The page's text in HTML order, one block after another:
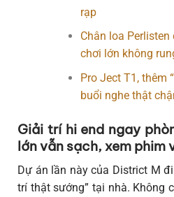
rạp
Chân loa
chơi lớn không
Pro Ject T1, thêm
buổi nghe thật
Giải trí hi end ngay
lớn vẫn sạch, xem phim
Dự án lần này của District M
trí thật sướng” tại nhà. Không